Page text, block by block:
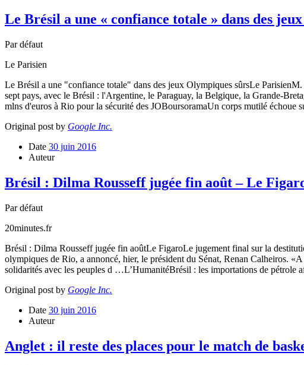
Le Brésil a une « confiance totale » dans des
Par défaut
Le Parisien
Le Brésil a une "confiance totale" dans des jeux Olympiques sûrsLe
sept pays, avec le Brésil : l'Argentine, le Paraguay, la Belgique, la Grande-
mlns d'euros à Rio pour la sécurité des JOBoursoramaUn corps mutilé
Original post by Google Inc.
Date 30 juin 2016
Auteur
Brésil : Dilma Rousseff jugée fin août – Le
Par défaut
20minutes.fr
Brésil : Dilma Rousseff jugée fin aoûtLe FigaroLe jugement final sur la
olympiques de Rio, a annoncé, hier, le président du Sénat, Renan
solidarités avec les peuples d …L’HumanitéBrésil : les importations de
Original post by Google Inc.
Date 30 juin 2016
Auteur
Anglet : il reste des places pour le match de